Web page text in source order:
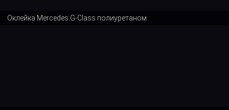
Оклейка Mercedes G-Class полиуретаном